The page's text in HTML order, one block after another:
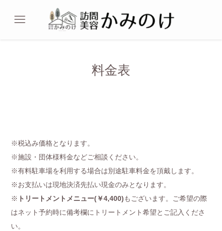
料金表
※税込み価格となります。
※施設・団体様料金などご相談ください。
※有料駐車場を利用する場合は別途駐車料金を頂戴します。
​※お支払いは現地決済先払い現金のみとなります。
※ トリートメントメニュー(￥4,400)もございます。ご希望の際
はネット予約時に備考欄にトリートメント希望とご記入くださ
い。